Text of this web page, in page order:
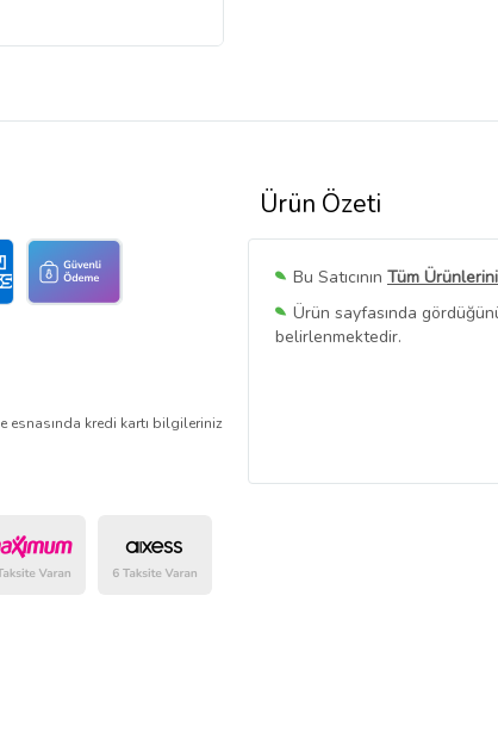
Ürün Özeti
Bu Satıcının Tüm
Ürün sayfasında
belirlenmektedir.
kredi kartı bilgileriniz